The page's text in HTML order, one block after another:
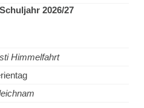
2026/27
Himmelfahrt